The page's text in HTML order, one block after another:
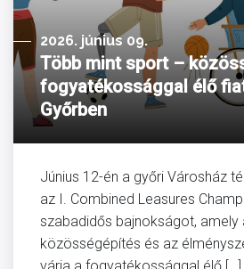
2026. június 09.
Több mint sport –
fogyatékossággal élő
Győrben
Június 12-én a győri Városház
az I. Combined Leasures
szabadidős bajnokságot, amely
közösségépítés és az